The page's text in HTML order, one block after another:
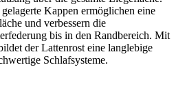
Kappen ermöglichen eine
und verbessern die
bis in den Randbereich. Mit
der Lattenrost eine langlebige
Schlafsysteme.